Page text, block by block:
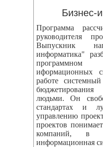
Бизнес-
Программа
руководителя
Выпускник
информатика"
иформационных
работе
людьми. Он
стандартах и
управлению
проектов
компаний, в
информационная